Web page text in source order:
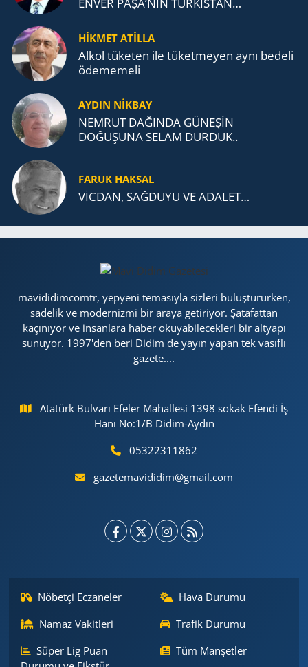
ENVER PAŞA’NIN TÜRKİSTAN
TEŞKİLATI’NA UZANAN MİRASI
HİKMET ATİLLA
Alkol tü­ke­ten ile tü­ket­me­yen aynı be­de­li
öde­me­me­li
AYDIN NİKBAY
NEMRUT DAĞINDA GÜNEŞİN
DOĞUŞUNA SELAM DURDUK..
FARUK HAKSAL
VİCDAN, SAĞ­DU­YU VE ADA­LET…
mavididimcomtr, yepyeni temasıyla sizleri buluştururken,
sadelik ve modernizmi bir araya getiriyor. Şatafattan
kaçınıyor ve insanlara haber okuyabilecekleri bir altyapı
sunuyor. 1997'den beri Didim de yayın yapan tek vasıflı
gazete....
Atatürk Bulvarı Efeler Mahallesi 1398 sokak Efendi İş
Hanı No:1/B Didim-Aydın
05322311862
gazetemavididim@gmail.com
Nöbetçi Eczaneler
Hava Durumu
Namaz Vakitleri
Trafik Durumu
Süper Lig Puan
Tüm Manşetler